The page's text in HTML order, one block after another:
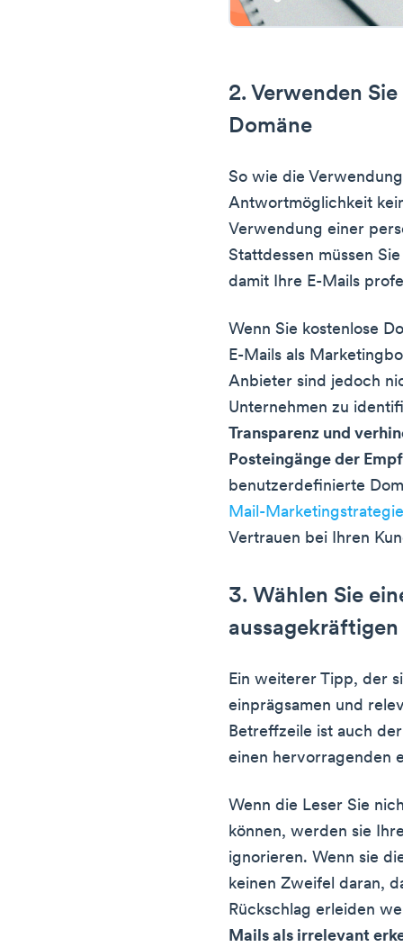
2. Verwenden
Domäne
So wie die
Antwortmöglichkeit
Verwendung einer
Stattdessen müssen
damit Ihre E-Mails
Wenn Sie kostenlose
E-Mails als
Anbieter sind jedoch
Unternehmen zu
Transparenz und
Posteingänge der
benutzerdefinierte
Mail-
Vertrauen bei Ihren
3. Wählen Sie
Ein weiterer Tipp, der
einprägsamen und
Betreffzeile ist auch
einen hervorragenden
Wenn die Leser Sie
können, werden sie
ignorieren. Wenn sie
keinen Zweifel daran,
Rückschlag erleiden
Mails als irrelevant